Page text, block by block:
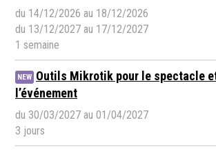
du 14/12/2026 au 18/12/2026
du 13/12/2027 au 17/12/2027
1 semaine
NEW Outils Mikrotik pour le spectacle
l’événement
du 30/03/2027 au 01/04/2027
3 jours